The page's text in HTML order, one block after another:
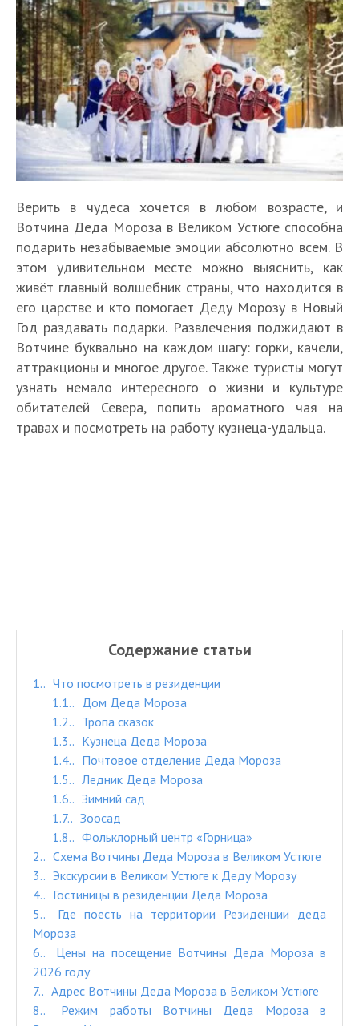
Верить в чудеса хочется в любом возрасте, и
Вотчина Деда Мороза в Великом Устюге способна
подарить незабываемые эмоции абсолютно всем. В
этом удивительном месте можно выяснить, как
живёт главный волшебник страны, что находится в
его царстве и кто помогает Деду Морозу в Новый
Год раздавать подарки. Развлечения поджидают в
Вотчине буквально на каждом шагу: горки, качели,
аттракционы и многое другое. Также туристы могут
узнать немало интересного о жизни и культуре
обитателей Севера, попить ароматного чая на
травах и посмотреть на работу кузнеца-удальца.
Содержание статьи
1.
Что посмотреть в резиденции
1.1.
Дом Деда Мороза
1.2.
Тропа сказок
1.3.
Кузнеца Деда Мороза
1.4.
Почтовое отделение Деда Мороза
1.5.
Ледник Деда Мороза
1.6.
Зимний сад
1.7.
Зоосад
1.8.
Фольклорный центр «Горница»
2.
Схема Вотчины Деда Мороза в Великом Устюге
3.
Экскурсии в Великом Устюге к Деду Морозу
4.
Гостиницы в резиденции Деда Мороза
5.
Где поесть на территории Резиденции деда
Мороза
6.
Цены на посещение Вотчины Деда Мороза в
2026 году
7.
Адрес Вотчины Деда Мороза в Великом Устюге
8.
Режим работы Вотчины Деда Мороза в